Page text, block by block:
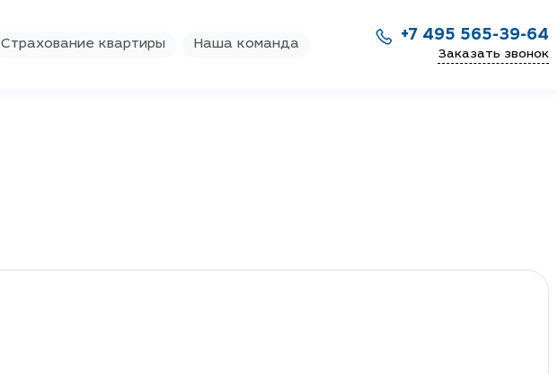
Страхование квартиры Наша команда
+7 495 565-39-64
Заказать звонок